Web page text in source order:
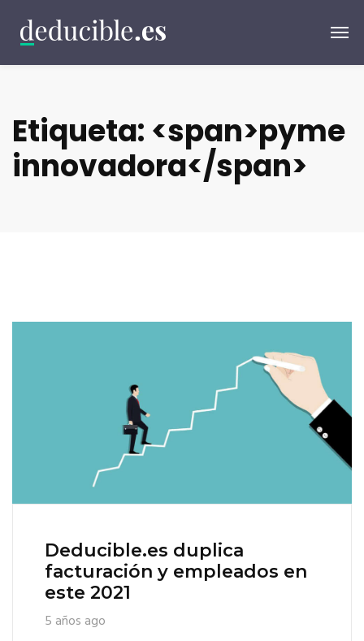
Etiqueta: <span>pyme
innovadora</span>
Deducible.es duplica
facturación y empleados en
este 2021
5 años ago